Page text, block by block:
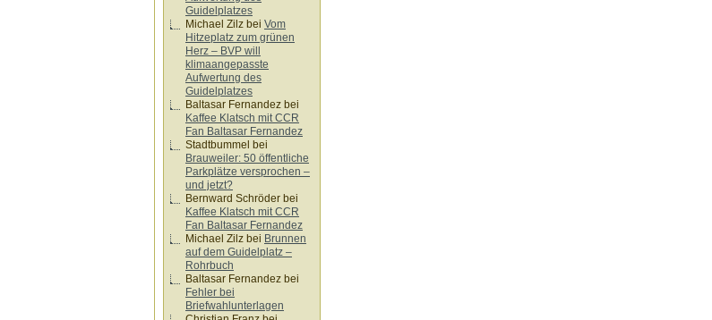
Guidelplatzes
Michael Zilz bei Vom
Hitzeplatz zum grünen
Herz – BVP will
klimaangepasste
Aufwertung des
Guidelplatzes
Baltasar Fernandez bei
Kaffee Klatsch mit CCR
Fan Baltasar Fernandez
Stadtbummel bei
Brauweiler: 50 öffentliche
Parkplätze versprochen –
und jetzt?
Bernward Schröder bei
Kaffee Klatsch mit CCR
Fan Baltasar Fernandez
Michael Zilz bei Brunnen
auf dem Guidelplatz –
Rohrbuch
Baltasar Fernandez bei
Fehler bei
Briefwahlunterlagen